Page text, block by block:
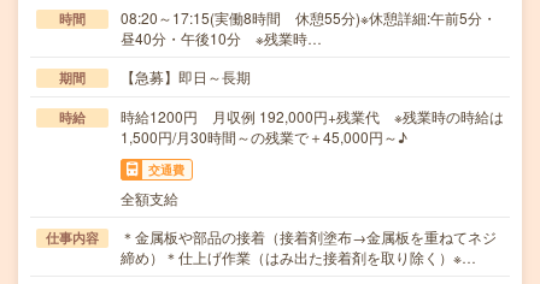
時間
08:20～17:15(実働8時間 休憩55分)※休憩詳細:午前5分・
昼40分・午後10分 ※残業時…
期間 【急募】即日～長期
時給
時給1200円 月収例 192,000円+残業代 ※残業時の時給は
1,500円/月30時間～の残業で＋45,000円～♪
交通費
全額支給
仕事内容
＊金属板や部品の接着（接着剤塗布→金属板を重ねてネジ
締め）＊仕上げ作業（はみ出た接着剤を取り除く）※…